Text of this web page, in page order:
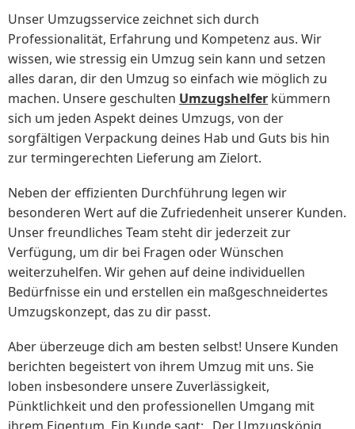
Unser Umzugsservice zeichnet sich durch
Professionalität, Erfahrung und Kompetenz aus. Wir
wissen, wie stressig ein Umzug sein kann und setzen
alles daran, dir den Umzug so einfach wie möglich zu
machen. Unsere geschulten Umzugshelfer kümmern
sich um jeden Aspekt deines Umzugs, von der
sorgfältigen Verpackung deines Hab und Guts bis hin
zur termingerechten Lieferung am Zielort.
Neben der effizienten Durchführung legen wir
besonderen Wert auf die Zufriedenheit unserer Kunden.
Unser freundliches Team steht dir jederzeit zur
Verfügung, um dir bei Fragen oder Wünschen
weiterzuhelfen. Wir gehen auf deine individuellen
Bedürfnisse ein und erstellen ein maßgeschneidertes
Umzugskonzept, das zu dir passt.
Aber überzeuge dich am besten selbst! Unsere Kunden
berichten begeistert von ihrem Umzug mit uns. Sie
loben insbesondere unsere Zuverlässigkeit,
Pünktlichkeit und den professionellen Umgang mit